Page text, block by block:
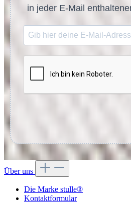
in jeder E-Mail
Über uns
Die Marke stulle®
Kontaktformular